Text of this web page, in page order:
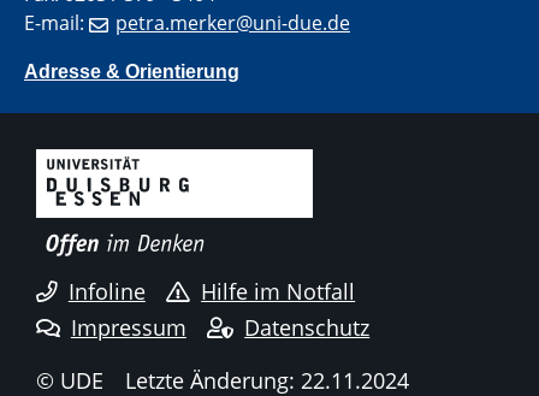
E-mail:
petra.merker@uni-due.de
Adresse & Orientierung
Infoline
Hilfe im Notfall
Impressum
Datenschutz
© UDE
Letzte Änderung: 22.11.2024